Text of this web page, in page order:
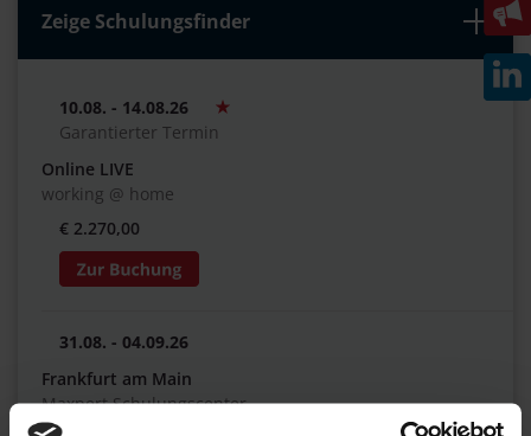
Zeige Schulungsfinder
10.08. - 14.08.26
Garantierter Termin
Online LIVE
working @ home
€ 2.270,00
31.08. - 04.09.26
Frankfurt am Main
Maxpert Schulungscenter